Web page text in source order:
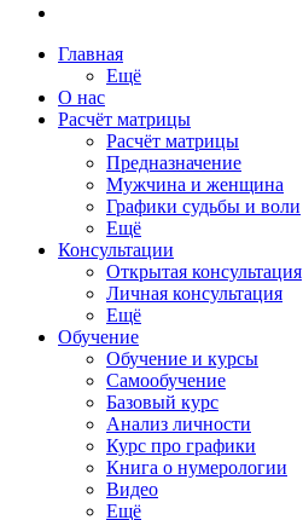
Главная
Ещё
О нас
Расчёт матрицы
Расчёт матрицы
Предназначение
Мужчина и женщина
Графики судьбы и воли
Ещё
Консультации
Открытая консультация
Личная консультация
Ещё
Обучение
Обучение и курсы
Самообучение
Базовый курс
Анализ личности
Курс про графики
Книга о нумерологии
Видео
Ещё